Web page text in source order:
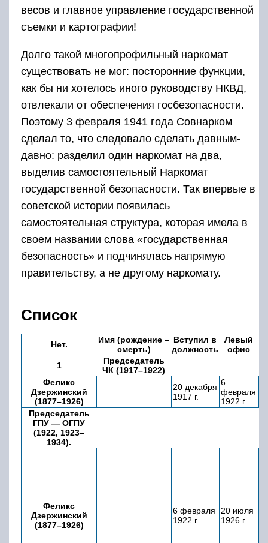
весов и главное управление государственной
съемки и картографии!
Долго такой многопрофильный наркомат
существовать не мог: посторонние функции,
как бы ни хотелось иного руководству НКВД,
отвлекали от обеспечения госбезопасности.
Поэтому 3 февраля 1941 года Совнарком
сделал то, что следовало сделать давным-
давно: разделил один наркомат на два,
выделив самостоятельный Наркомат
государственной безопасности. Так впервые в
советской истории появилась
самостоятельная структура, которая имела в
своем названии слова «государственная
безопасность» и подчинялась напрямую
правительству, а не другому наркомату.
Список
Нет.
Имя (рождение –
смерть)
Вступил в
должность
Левый
офис
1
Председатель
ЧК (1917–1922)
Феликс
Дзержинский
(1877–1926)
20 декабря
1917 г.
6
февраля
1922 г.
Председатель
ГПУ — ОГПУ
(1922, 1923–
1934).
Феликс
Дзержинский
(1877–1926)
6 февраля
1922 г.
20 июля
1926 г.